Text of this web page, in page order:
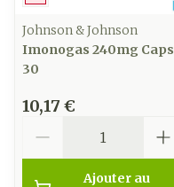
Johnson & Johnson
Imonogas 240mg Caps
30
10,17 €
Ajouter au